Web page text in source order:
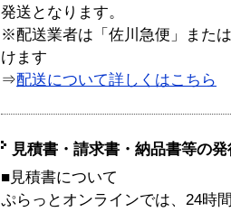
発送となります。
※配送業者は「佐川急便」また
けます
⇒配送について詳しくはこちら
見積書・請求書・納品書等の
■見積書について
ぷらっとオンラインでは、24時